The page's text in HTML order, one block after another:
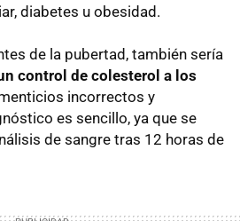
diabetes u obesidad.
de la pubertad, también sería
control de colesterol a los
incorrectos y
es sencillo, ya que se
de sangre tras 12 horas de